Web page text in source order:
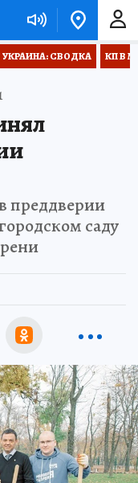
УКРАИНА: СВОДКА КП В
преддверии
саду